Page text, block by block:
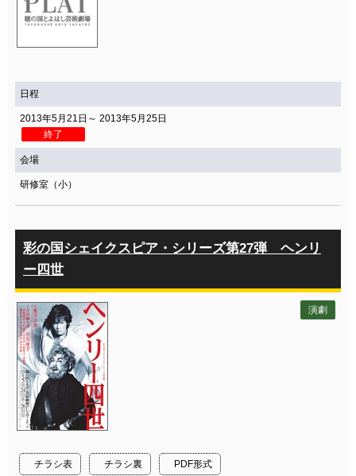
日程
2013年5月21日～ 2013年5月25日
終了
会場
研修室（小）
彩の国シェイクスピア・シリーズ第27弾 ヘンリ
ー四世
チラシ表 チラシ裏 PDF形式
演劇